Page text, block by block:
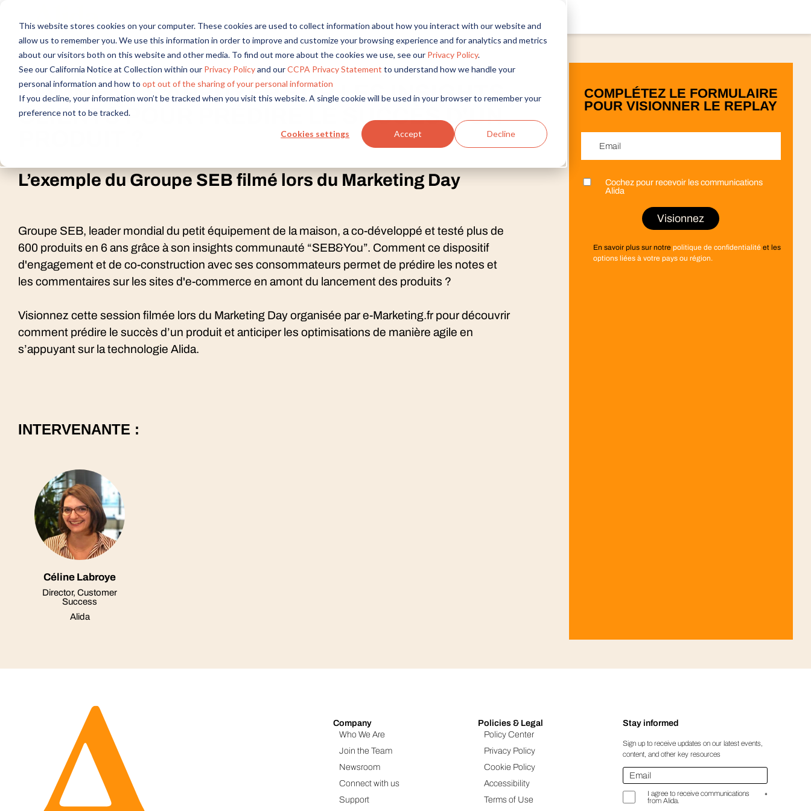
This website stores cookies on your computer. These cookies are used to collect information about how you interact with our website and
allow us to remember you. We use this information in order to improve and customize your browsing experience and for analytics and metrics
about our visitors both on this website and other media. To find out more about the cookies we use, see our Privacy Policy.
See our California Notice at Collection within our Privacy Policyand ourCCPA Privacy Statement to understand how we handle your
personal information and how to opt out of the sharing of your personal information
If you decline, your information won’t be tracked when you visit this website. A single cookie will be used in your browser to remember your
preference not to be tracked.
Cookies settings Accept Decline
Webinar
COMMENT S'APPUYER SUR LES INSIGHTS
CLIENTS POUR PRÉDIRE LE SUCCÈS D'UN
L’exemple du Groupe SEB filmé lors du Marketing Day
Groupe SEB, leader mondial du petit équipement de la maison, a co-développé et testé plus de
600 produits en 6 ans grâce à son insights communauté “SEB&You”. Comment ce dispositif
d'engagement et de co-construction avec ses consommateurs permet de prédire les notes et
les commentaires sur les sites d'e-commerce en amont du lancement des produits ?
Visionnez cette session filmée lors du Marketing Day organisée par e-Marketing.fr pour découvrir
comment prédire le succès d’un produit et anticiper les optimisations de manière agile en
s’appuyant sur la technologie Alida.
INTERVENANTE :
Céline Labroye
Director, Customer
Success
Alida
COMPLÉTEZ LE FORMULAIRE
POUR VISIONNER LE REPLAY
Email*
Prénom*
Nom*
Entreprise*
Fonction*
Pays*
Cochez pour recevoir les communications
Alida
En savoir plus sur notre politique de confidentialité et les
options liées à votre pays ou région.
Company
Who We Are
Join the Team
Newsroom
Connect with us
Support
Policies & Legal
Policy Center
Privacy Policy
Cookie Policy
Accessibility
Terms of Use
Stay informed
Sign up to receive updates on our latest events,
content, and other key resources
Email
I agree to receive communications
from Alida.
*